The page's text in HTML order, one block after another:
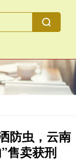
防虫，云南
售卖获刑